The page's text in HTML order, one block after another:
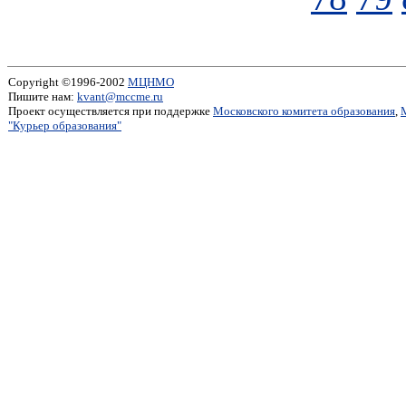
Copyright ©1996-2002 МЦНМО
Пишите нам: kvant@mccme.ru
Проект осуществляется при поддержке Московского комитета образования,
"Курьер образования"